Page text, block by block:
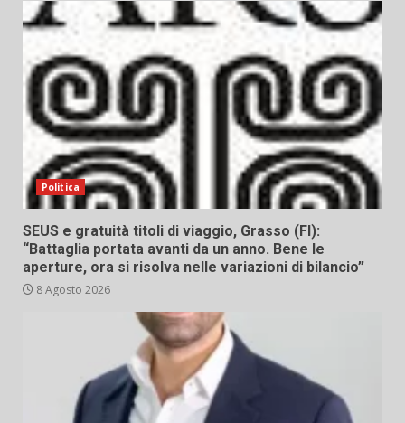
Politica
SEUS e gratuità titoli di viaggio, Grasso (FI):
“Battaglia portata avanti da un anno. Bene le
aperture, ora si risolva nelle variazioni di bilancio”
8 Agosto 2026